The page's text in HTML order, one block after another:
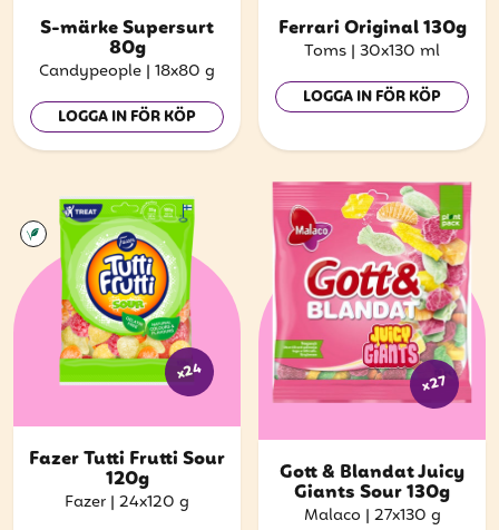
S-märke Supersurt
80g
Candypeople | 18x80 g
LOGGA IN FÖR KÖP
Ferrari Original 130g
Toms | 30x130 ml
LOGGA IN FÖR KÖP
x24
Fazer Tutti Frutti Sour
120g
Fazer | 24x120 g
x27
Gott & Blandat Juicy
Giants Sour 130g
Malaco | 27x130 g